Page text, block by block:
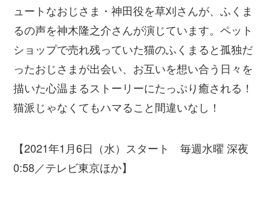
ュートなおじさま・神田役を草刈さんが、ふくま
るの声を神木隆之介さんが演じています。ペット
ショップで売れ残っていた猫のふくまると孤独だ
ったおじさまが出会い、お互いを想い合う日々を
描いた心温まるストーリーにたっぷり癒される！
猫派じゃなくてもハマること間違いなし！
【2021年1月6日（水）スタート 毎週水曜 深夜
0:58／テレビ東京ほか】